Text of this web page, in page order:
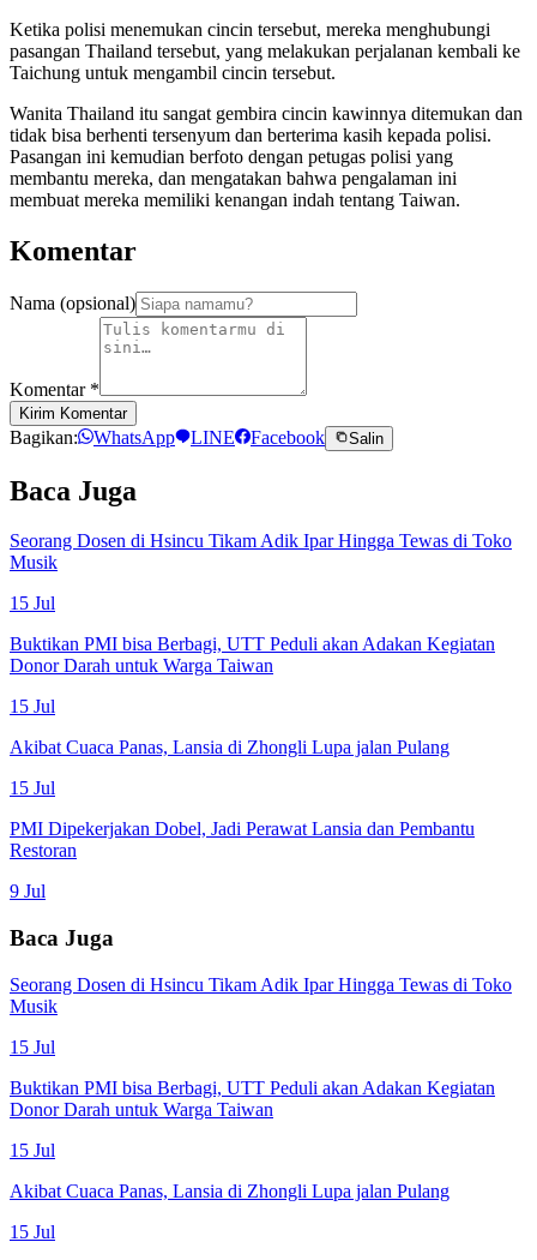
Ketika polisi menemukan cincin tersebut, mereka menghubungi
pasangan Thailand tersebut, yang melakukan perjalanan kembali ke
Taichung untuk mengambil cincin tersebut.
Wanita Thailand itu sangat gembira cincin kawinnya ditemukan dan
tidak bisa berhenti tersenyum dan berterima kasih kepada polisi.
Pasangan ini kemudian berfoto dengan petugas polisi yang
membantu mereka, dan mengatakan bahwa pengalaman ini
membuat mereka memiliki kenangan indah tentang Taiwan.
Komentar
Nama (opsional)
Komentar *
Kirim Komentar
Bagikan: WhatsApp LINE Facebook Salin
Baca Juga
Seorang Dosen di Hsincu Tikam Adik Ipar Hingga Tewas di Toko
Musik
15 Jul
Buktikan PMI bisa Berbagi, UTT Peduli akan Adakan Kegiatan
Donor Darah untuk Warga Taiwan
15 Jul
Akibat Cuaca Panas, Lansia di Zhongli Lupa jalan Pulang
15 Jul
PMI Dipekerjakan Dobel, Jadi Perawat Lansia dan Pembantu
Restoran
9 Jul
Baca Juga
Seorang Dosen di Hsincu Tikam Adik Ipar Hingga Tewas di Toko
Musik
15 Jul
Buktikan PMI bisa Berbagi, UTT Peduli akan Adakan Kegiatan
Donor Darah untuk Warga Taiwan
15 Jul
Akibat Cuaca Panas, Lansia di Zhongli Lupa jalan Pulang
15 Jul